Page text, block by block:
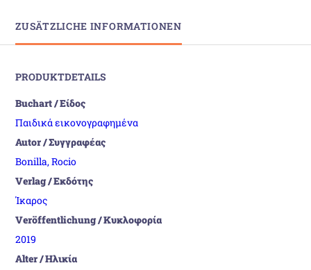
ZUSÄTZLICHE INFORMATIONEN
PRODUKTDETAILS
Buchart / Είδος
Παιδικά εικονογραφημένα
Autor / Συγγραφέας
Bonilla, Rocio
Verlag / Εκδότης
Ίκαρος
Veröffentlichung / Κυκλοφορία
2019
Alter / Ηλικία